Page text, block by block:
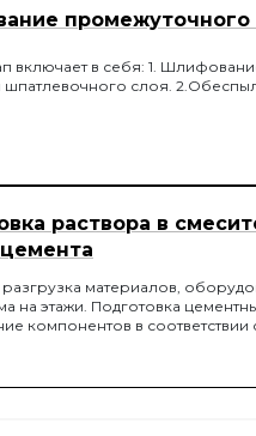
промежуточного
включает в себя: 1.
шпатлевочного слоя.
раствора в
материалов,
на этажи. Подготовка
компонентов в